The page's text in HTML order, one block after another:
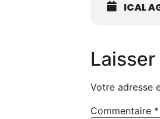
ICAL
Votre adresse
Commentaire *